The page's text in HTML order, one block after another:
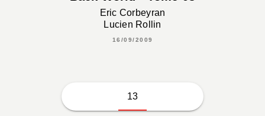
Eric Corbeyran
Lucien Rollin
16/09/2009
13